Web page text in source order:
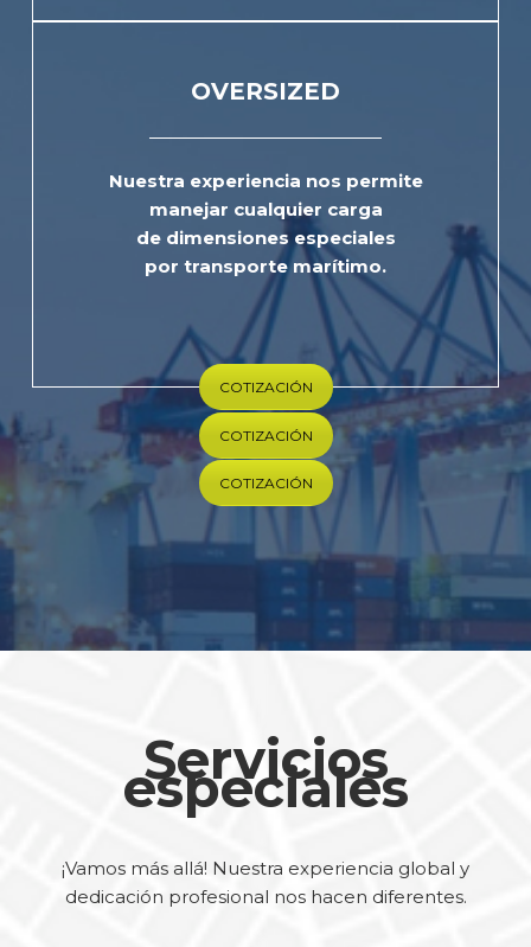
OVERSIZED
Nuestra experiencia nos permite
manejar cualquier carga
de dimensiones especiales
por transporte marítimo.
COTIZACIÓN
COTIZACIÓN
COTIZACIÓN
Servicios
especiales
¡Vamos más allá! Nuestra experiencia global y
dedicación profesional nos hacen diferentes.